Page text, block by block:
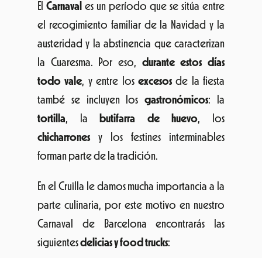
El Carnaval es un período que se sitúa entre
el recogimiento familiar de la Navidad y la
austeridad y la abstinencia que caracterizan
la Cuaresma. Por eso, durante estos días
todo vale, y entre los excesosde la fiesta
també se incluyen losgastronómicos: la
tortilla, la butifarra de huevo, los
chicharrones y los festines interminables
forman parte de la tradición.
En el Cruïlla le damos mucha importancia a la
parte culinaria, por este motivo en nuestro
Carnaval de Barcelona encontrarás las
siguientesdelicias y food trucks: